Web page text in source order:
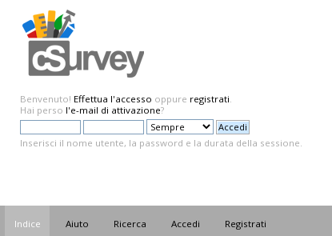
Benvenuto! Effettua l'accesso oppure registrati.
Hai perso l'e-mail di attivazione?
Inserisci il nome utente, la password e la durata della sessione.
Indice Aiuto Ricerca Accedi Registrati